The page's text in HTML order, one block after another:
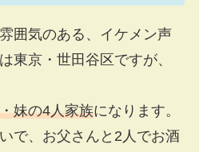
囲気のある、イケメン声
東京・世田谷区ですが、
妹の4人家族になります。
で、お父さんと2人でお酒